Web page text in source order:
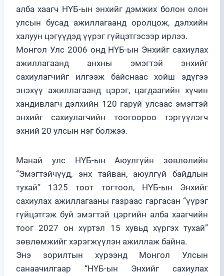
алба хаагч НҮБ-ын энхийг дэмжих болон олон
улсын бусад ажиллагаанд оролцож, дэлхийн
халуун цэгүүдэд үүрэг гүйцэтгэсээр ирлээ.
Монгол Улс 2006 онд НҮБ-ын Энхийг сахиулах
ажиллагаанд анхны эмэгтэй энхийг
сахиулагчийг илгээж байснаас хойш эдүгээ
энэхүү ажиллагаанд цэрэг, цагдаагийн хүчин
хандивлагч дэлхийн 120 гаруй улсаас эмэгтэй
энхийг сахиулагчийн тоогоороо тэргүүлэгч
эхний 20 улсын нэг болжээ.
Манай улс НҮБ-ын Аюулгүйн зөвлөлийн
“Эмэгтэйчүүд, энх тайван, аюулгүй байдлын
тухай” 1325 тоот тогтоол, НҮБ-ын Энхийг
сахиулах ажиллагааны газраас гаргасан “үүрэг
гүйцэтгэж буй эмэгтэй цэргийн алба хаагчийн
тоог 2027 он хүртэл 15 хувьд хүргэх тухай”
зөвлөмжийг хэрэгжүүлэн ажиллаж байна.
Энэ зорилтын хүрээнд Монгол Улсын
санаачилгаар “НҮБ-ын Энхийг сахиулах